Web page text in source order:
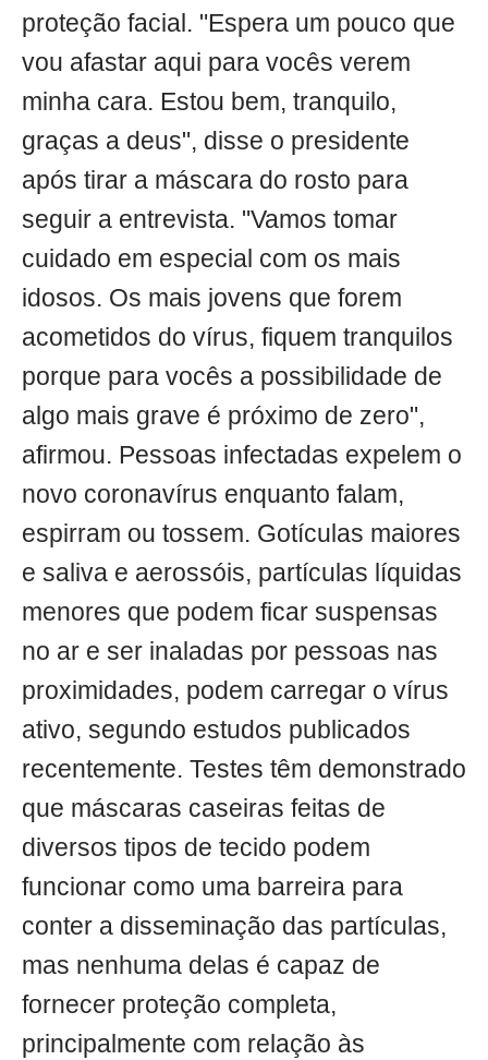
proteção facial. "Espera um pouco que
vou afastar aqui para vocês verem
minha cara. Estou bem, tranquilo,
graças a deus", disse o presidente
após tirar a máscara do rosto para
seguir a entrevista. "Vamos tomar
cuidado em especial com os mais
idosos. Os mais jovens que forem
acometidos do vírus, fiquem tranquilos
porque para vocês a possibilidade de
algo mais grave é próximo de zero",
afirmou. Pessoas infectadas expelem o
novo coronavírus enquanto falam,
espirram ou tossem. Gotículas maiores
e saliva e aerossóis, partículas líquidas
menores que podem ficar suspensas
no ar e ser inaladas por pessoas nas
proximidades, podem carregar o vírus
ativo, segundo estudos publicados
recentemente. Testes têm demonstrado
que máscaras caseiras feitas de
diversos tipos de tecido podem
funcionar como uma barreira para
conter a disseminação das partículas,
mas nenhuma delas é capaz de
fornecer proteção completa,
principalmente com relação às